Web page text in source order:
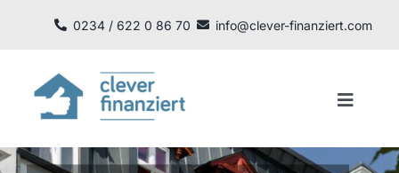
0234 / 622 0 86 70 info@clever-finanziert.com
Toggle
Finanzieren